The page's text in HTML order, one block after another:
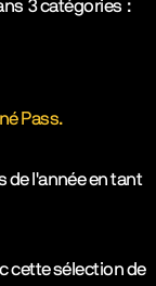
3 catégories :
Pass.
de l'année en tant
cette sélection de